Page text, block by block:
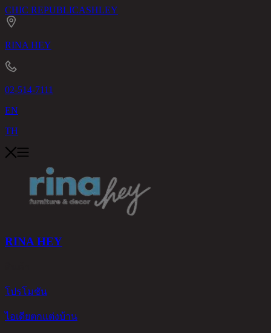
CHIC REPUBLICASHLEY
RINA HEY
02-514-7111
EN
TH
RINA HEY
โปรโมชัน
ไอเดียตกแต่งบ้าน